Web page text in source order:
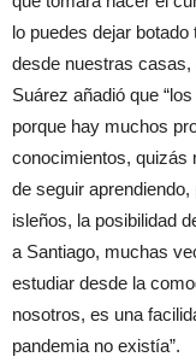
lo puedes dejar
desde nuestras casas,
Suárez añadió que
porque hay muchos
conocimientos, quizás
de seguir
isleños, la posibilidad
a Santiago, muchas
estudiar desde la
nosotros, es una
pandemia no existía”.